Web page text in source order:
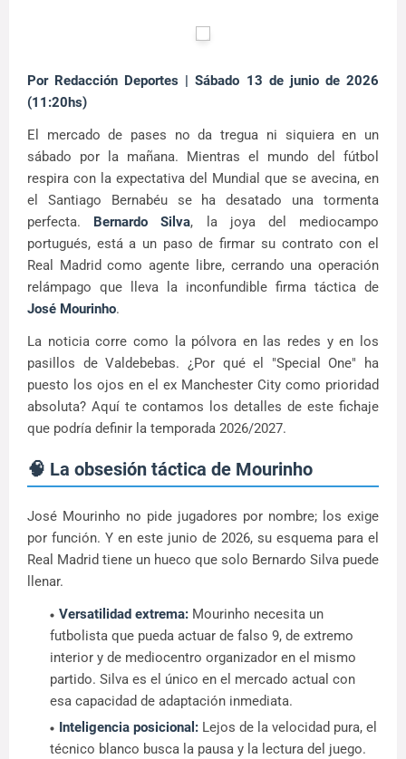
Por Redacción Deportes | Sábado 13 de junio de 2026
(11:20hs)
El mercado de pases no da tregua ni siquiera en un
sábado por la mañana. Mientras el mundo del fútbol
respira con la expectativa del Mundial que se avecina, en
el Santiago Bernabéu se ha desatado una tormenta
perfecta. Bernardo Silva, la joya del mediocampo
portugués, está a un paso de firmar su contrato con el
Real Madrid como agente libre, cerrando una operación
relámpago que lleva la inconfundible firma táctica de
José Mourinho.
La noticia corre como la pólvora en las redes y en los
pasillos de Valdebebas. ¿Por qué el "Special One" ha
puesto los ojos en el ex Manchester City como prioridad
absoluta? Aquí te contamos los detalles de este fichaje
que podría definir la temporada 2026/2027.
🧠 La obsesión táctica de Mourinho
José Mourinho no pide jugadores por nombre; los exige
por función. Y en este junio de 2026, su esquema para el
Real Madrid tiene un hueco que solo Bernardo Silva puede
llenar.
Versatilidad extrema: Mourinho necesita un
futbolista que pueda actuar de falso 9, de extremo
interior y de mediocentro organizador en el mismo
partido. Silva es el único en el mercado actual con
esa capacidad de adaptación inmediata.
Inteligencia posicional: Lejos de la velocidad pura, el
técnico blanco busca la pausa y la lectura del juego.